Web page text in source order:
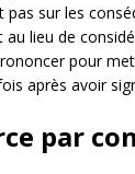
pas sur les
lieu de
pour
après avoir
par